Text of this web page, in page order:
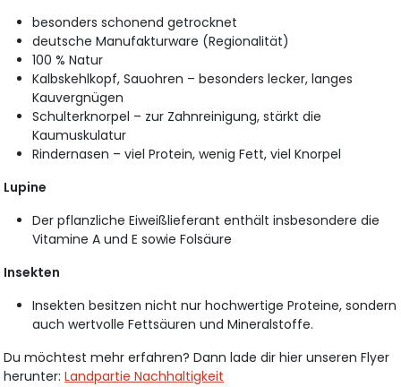
besonders schonend getrocknet
deutsche Manufakturware (Regionalität)
100 % Natur
Kalbskehlkopf, Sauohren – besonders lecker, langes
Kauvergnügen
Schulterknorpel – zur Zahnreinigung, stärkt die
Kaumuskulatur
Rindernasen – viel Protein, wenig Fett, viel Knorpel
Lupine
Der pflanzliche Eiweißlieferant enthält insbesondere die
Vitamine A und E sowie Folsäure
Insekten
Insekten besitzen nicht nur hochwertige Proteine, sondern
auch wertvolle Fettsäuren und Mineralstoffe.
Du möchtest mehr erfahren? Dann lade dir hier unseren Flyer
herunter:Landpartie Nachhaltigkeit